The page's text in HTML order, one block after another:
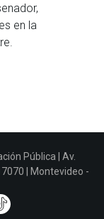
en la
Pública | Av.
| Montevideo -